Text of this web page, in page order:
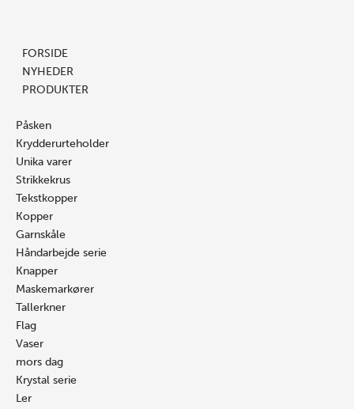
FORSIDE
NYHEDER
PRODUKTER
Påsken
Krydderurteholder
Unika varer
Strikkekrus
Tekstkopper
Kopper
Garnskåle
Håndarbejde serie
Knapper
Maskemarkører
Tallerkner
Flag
Vaser
mors dag
Krystal serie
Ler